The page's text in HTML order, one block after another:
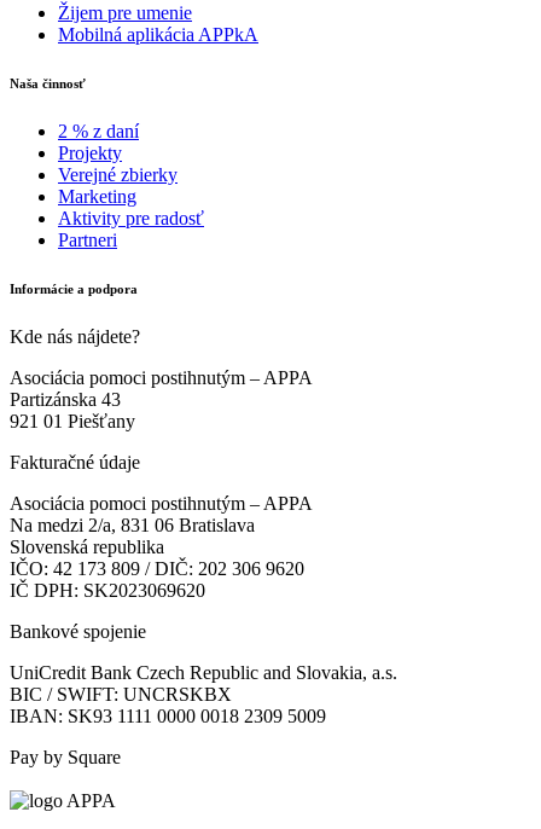
Žijem pre umenie
Mobilná aplikácia APPkA
Naša činnosť
2 % z daní
Projekty
Verejné zbierky
Marketing
Aktivity pre radosť
Partneri
Informácie a podpora
Kde nás nájdete?
Asociácia pomoci postihnutým – APPA
Partizánska 43
921 01 Piešťany
Fakturačné údaje
Asociácia pomoci postihnutým – APPA
Na medzi 2/a, 831 06 Bratislava
Slovenská republika
IČO: 42 173 809 / DIČ: 202 306 9620
IČ DPH: SK2023069620
Bankové spojenie
UniCredit Bank Czech Republic and Slovakia, a.s.
BIC / SWIFT: UNCRSKBX
IBAN: SK93 1111 0000 0018 2309 5009
Pay by Square